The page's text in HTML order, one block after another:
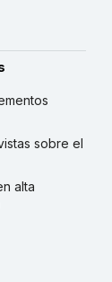
sobre el
alta